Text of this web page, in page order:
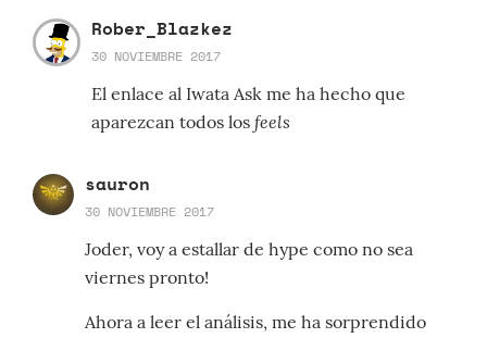
Rober_Blazkez
30 NOVIEMBRE 2017
El enlace al Iwata Ask me ha hecho que
aparezcan todos los feels
sauron
30 NOVIEMBRE 2017
Joder, voy a estallar de hype como no sea
viernes pronto!
Ahora a leer el análisis, me ha sorprendido